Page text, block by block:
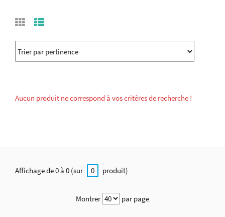
Aucun produit ne correspond à vos critères de recherche !
Affichage de 0 à 0 (sur 0 produit)
Montrer par page